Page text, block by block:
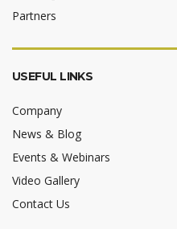
Partners
USEFUL LINKS
Company
News & Blog
Events & Webinars
Video Gallery
Contact Us